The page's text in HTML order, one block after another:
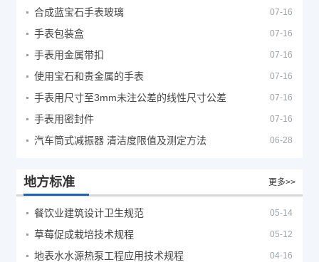
合成蓝宝石手表玻璃 07-16
手表包装盒 07-16
手表用金属带扣 07-16
使用宝石和贵金属的手表 07-16
手表用尺寸至3mm未注公差的线性尺寸公差 07-16
手表用密封件 07-16
汽车筒式减振器 清洁度限值及测定方法 06-28
地方标准 更多>>
餐饮业建筑设计卫生规范 05-14
草莓促成栽培技术规程 05-12
地表水水源热泵工程应用技术规程 04-16